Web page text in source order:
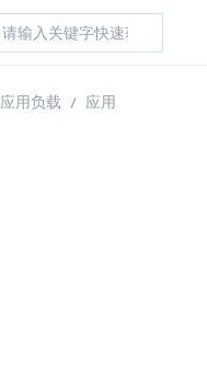
应用负载
应用